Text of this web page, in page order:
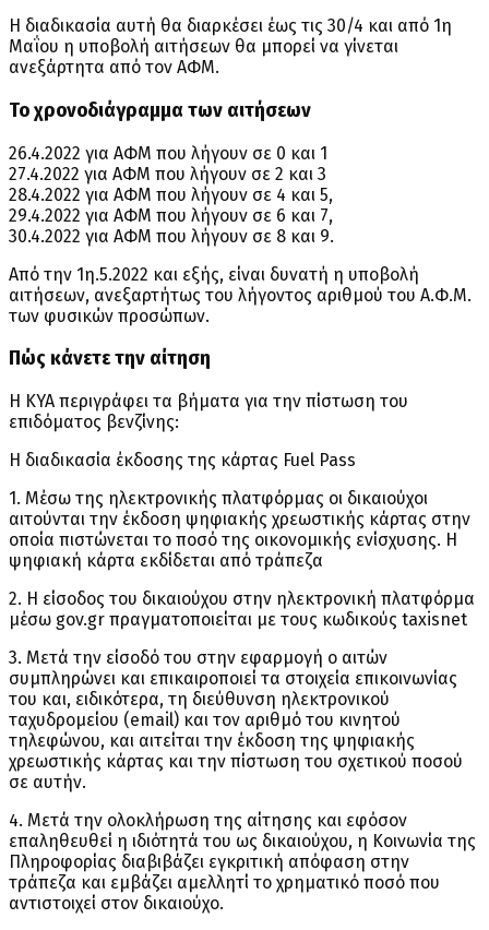
Η διαδικασία αυτή θα διαρκέσει έως τις 30/4 και από 1η
Μαΐου η υποβολή αιτήσεων θα μπορεί να γίνεται
ανεξάρτητα από τον ΑΦΜ.
Το χρονοδιάγραμμα των αιτήσεων
26.4.2022 για ΑΦΜ που λήγουν σε 0 και 1
27.4.2022 για ΑΦΜ που λήγουν σε 2 και 3
28.4.2022 για ΑΦΜ που λήγουν σε 4 και 5,
29.4.2022 για ΑΦΜ που λήγουν σε 6 και 7,
30.4.2022 για ΑΦΜ που λήγουν σε 8 και 9.
Από την 1η.5.2022 και εξής, είναι δυνατή η υποβολή
αιτήσεων, ανεξαρτήτως του λήγοντος αριθμού του Α.Φ.Μ.
των φυσικών προσώπων.
Πώς κάνετε την αίτηση
Η ΚΥΑ περιγράφει τα βήματα για την πίστωση του
επιδόματος βενζίνης:
Η διαδικασία έκδοσης της κάρτας Fuel Pass
1. Μέσω της ηλεκτρονικής πλατφόρμας οι δικαιούχοι
αιτούνται την έκδοση ψηφιακής χρεωστικής κάρτας στην
οποία πιστώνεται το ποσό της οικονομικής ενίσχυσης. Η
ψηφιακή κάρτα εκδίδεται από τράπεζα
2. Η είσοδος του δικαιούχου στην ηλεκτρονική πλατφόρμα
μέσω gov.gr πραγματοποιείται με τους κωδικούς taxisnet
3. Μετά την είσοδό του στην εφαρμογή ο αιτών
συμπληρώνει και επικαιροποιεί τα στοιχεία επικοινωνίας
του και, ειδικότερα, τη διεύθυνση ηλεκτρονικού
ταχυδρομείου (email) και τον αριθμό του κινητού
τηλεφώνου, και αιτείται την έκδοση της ψηφιακής
χρεωστικής κάρτας και την πίστωση του σχετικού ποσού
σε αυτήν.
4. Μετά την ολοκλήρωση της αίτησης και εφόσον
επαληθευθεί η ιδιότητά του ως δικαιούχου, η Κοινωνία της
Πληροφορίας διαβιβάζει εγκριτική απόφαση στην
τράπεζα και εμβάζει αμελλητί το χρηματικό ποσό που
αντιστοιχεί στον δικαιούχο.